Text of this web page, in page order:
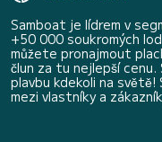
Samboat je lídrem v
+50 000 soukromých
můžete pronajmout
člun za tu nejlepší
plavbu kdekoli na
mezi vlastníky a